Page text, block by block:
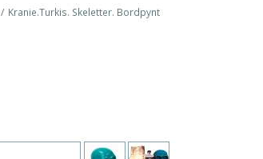
/ Kranie.Turkis. Skeletter. Bordpynt